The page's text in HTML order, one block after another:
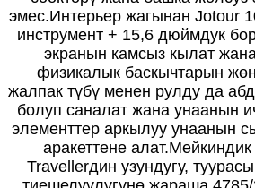
эмес.Интерьер жагынан Jotour
инструмент + 15,6 дюймдук
экранын камсыз кылат
физикалык баскычтарын
жалпак түбү менен рулду да
болуп саналат жана унаанын
элементтер аркылуу унаанын
аракеттене
Travellerдин узундугу,